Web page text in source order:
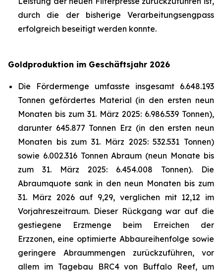
durch die der bisherige Verarbeitungsengpass
erfolgreich beseitigt werden konnte.
Goldproduktion im Geschäftsjahr 2026
Die Fördermenge umfasste insgesamt 6.648.193
Tonnen gefördertes Material (in den ersten neun
Monaten bis zum 31. März 2025: 6.986.539 Tonnen),
darunter 645.877 Tonnen Erz (in den ersten neun
Monaten bis zum 31. März 2025: 532.531 Tonnen)
sowie 6.002.316 Tonnen Abraum (neun Monate bis
zum 31. März 2025: 6.454.008 Tonnen). Die
Abraumquote sank in den neun Monaten bis zum
31. März 2026 auf 9,29, verglichen mit 12,12 im
Vorjahreszeitraum. Dieser Rückgang war auf die
gestiegene Erzmenge beim Erreichen der
Erzzonen, eine optimierte Abbaureihenfolge sowie
geringere Abraummengen zurückzuführen, vor
allem im Tagebau BRC4 von Buffalo Reef, um